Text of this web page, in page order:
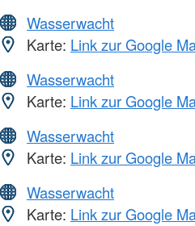
Wasserwacht
Karte: Link zur Google
Wasserwacht
Karte: Link zur Google
Wasserwacht
Karte: Link zur Google
Wasserwacht
Karte: Link zur Google